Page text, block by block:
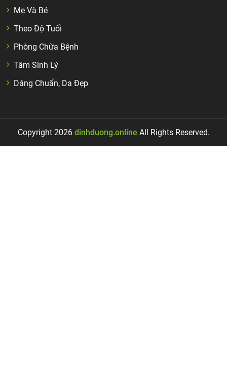
Mẹ Và Bé
Theo Độ Tuổi
Phòng Chữa Bệnh
Tâm Sinh Lý
Dáng Chuẩn, Da Đẹp
Copyright 2026 dinhduong.online All Rights Reserved.